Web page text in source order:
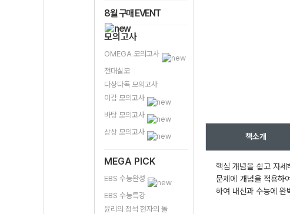
8월 구매 EVENT
모의고사
OMEGA 모의고사
전대실모
다상다독 모의고사
이감 모의고사
바탕 모의고사
상상 모의고사
MEGA PICK
EBS 수능완성
EBS 수능특강
윤리의 정석 현자의 돌
책소개
핵심 개념을 쉽고 자세
문제에 개념을 적용하
하여 내신과 수능에 완